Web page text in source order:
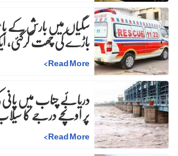
سگیاں میں بارش
باڑے کی چھت
Read More
>
دریائے چناب میں پانی
پر اونچے درجے کا
Read More
>